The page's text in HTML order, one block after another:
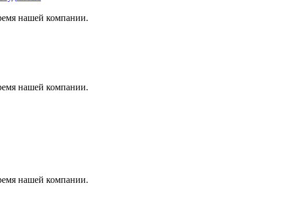
нашей компании.
нашей компании.
нашей компании.